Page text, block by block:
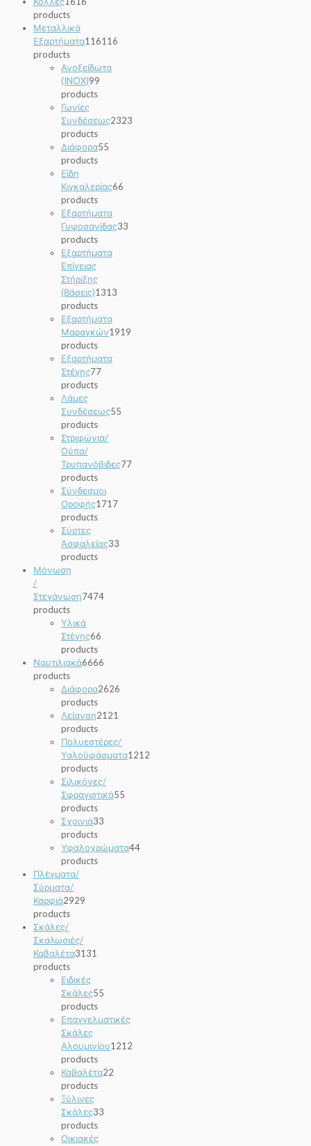
products
Μεταλλικά
Εξαρτήματα116116
products
Ανοξείδωτα
(INOX)99
products
Γωνίες
Συνδέσεως2323
products
Διάφορα55
products
Είδη
Κιγκαλερίας66
products
Εξαρτήματα
Γυψοσανίδας33
products
Εξαρτήματα
Επίγειας
Στήριξης
(Βάσεις)1313
products
Εξαρτήματα
Μαραγκών1919
products
Εξαρτήματα
Στέγης77
products
Λάμες
Συνδέσεως55
products
Στριφώνια/
Ούπα/
Τρυπανόβιδες77
products
Σύνδεσμοι
Οροφής1717
products
Σύρτες
Ασφαλείας33
products
Μόνωση
/
Στεγάνωση7474
products
Υλικά
Στέγης66
products
Ναυτιλιακά6666
products
Διάφορα2626
products
Λείανση21 21
products
Πολυεστέρες/
Υαλοϋφάσματα1212
products
Σιλικόνες/
Σφραγιστικά55
products
Σχοινιά33
products
Υφαλοχρώματα44
products
Πλέγματα/
Σύρματα/
Καρφιά2929
products
Σκάλες/
Σκαλωσιές/
Καβαλέτα31 31
products
Ειδικές
Σκάλες55
products
Επαγγελματικές
Σκάλες
Αλουμινίου1212
products
Καβαλέτα22
products
Ξύλινες
Σκάλες33
products
Οικιακές